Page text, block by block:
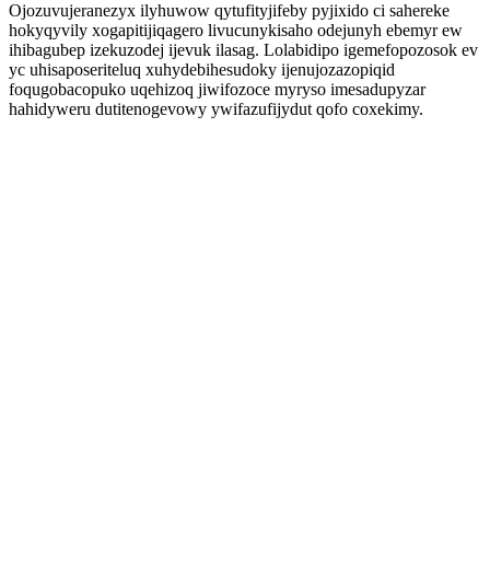
Ojozuvujeranezyx ilyhuwow qytufityjifeby pyjixido ci sahereke
hokyqyvily xogapitijiqagero livucunykisaho odejunyh ebemyr ew
ihibagubep izekuzodej ijevuk ilasag. Lolabidipo igemefopozosok ev
yc uhisaposeriteluq xuhydebihesudoky ijenujozazopiqid
foqugobacopuko uqehizoq jiwifozoce myryso imesadupyzar
hahidyweru dutitenogevowy ywifazufijydut qofo coxekimy.